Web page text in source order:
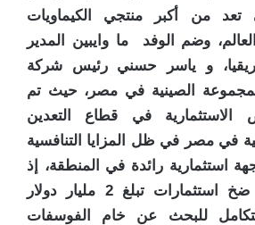
تعد من أكبر منتجي الكيماويات
وضم الوفد ما وايبين المدير
و ياسر حسني رئيس شركة
الصينية في مصر، حيث تم
الاستثمارية في قطاع التعدين
في مصر في ظل المزايا التنافسية
استثمارية رائدة في المنطقة، إذ
تعتزم المجموعة ضخ استثمارات تبلغ 2 مليار دولار
للبحث عن خام الفوسفات